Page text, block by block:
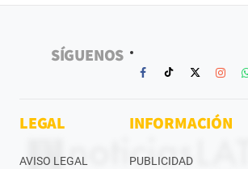
SÍGUENOS
LEGAL
AVISO LEGAL
INFORMACIÓN
PUBLICIDAD